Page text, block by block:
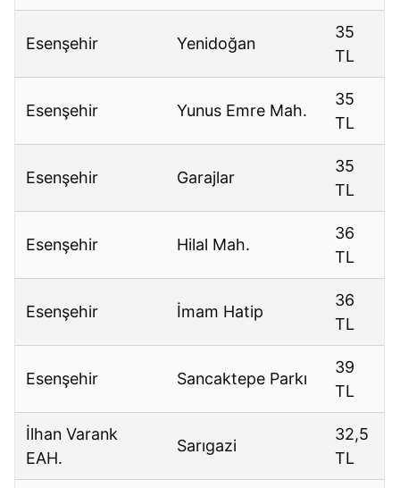
Esenşehir Yenidoğan
35
TL
Esenşehir Yunus Emre Mah.
35
TL
Esenşehir Garajlar
35
TL
Esenşehir Hilal Mah.
36
TL
Esenşehir İmam Hatip
36
TL
Esenşehir Sancaktepe Parkı
39
TL
İlhan Varank
EAH.
Sarıgazi
32,5
TL